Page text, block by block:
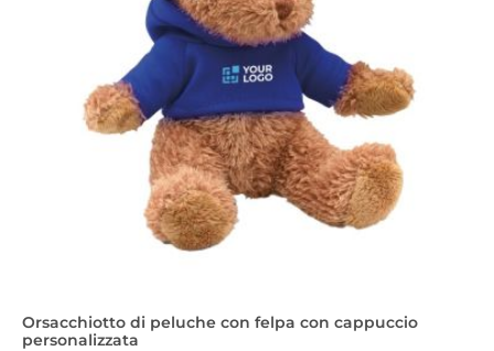
Orsacchiotto di peluche con felpa con cappuccio
personalizzata